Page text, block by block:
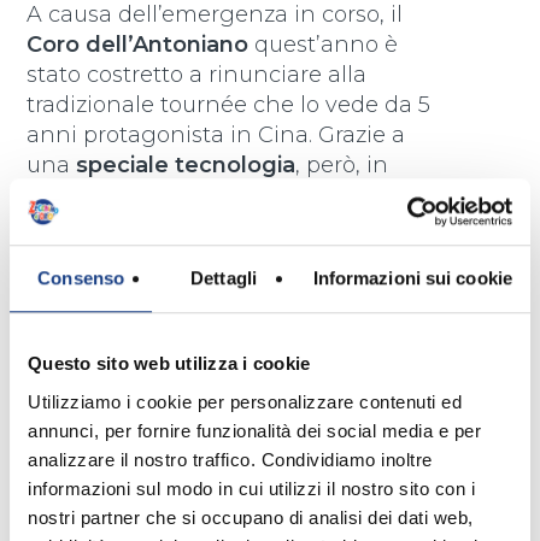
Consenso Dettagli Informazioni sui cookie
Questo sito web utilizza i cookie
Utilizziamo i cookie per personalizzare contenuti ed
annunci, per fornire funzionalità dei social media e per
analizzare il nostro traffico. Condividiamo inoltre
informazioni sul modo in cui utilizzi il nostro sito con i
nostri partner che si occupano di analisi dei dati web,
A causa dell’emergenza in corso, il
Coro dell’Antoniano quest’anno è
stato costretto a rinunciare alla
tradizionale tournée che lo vede da 5
anni protagonista in Cina. Grazie a
unaspeciale tecnologia, però, in
qualche modo è stato presente: ha
potuto esibirsi infatti con una
concerti speciali in programma al
Children’s Art Theatre di Shanghai tra
Lo spettacolo ha previsto un totale di
19 brani divisi in 2 tempi, per un totale
di quasi 2 ore di spettacolo: i brani
sono stati interpretati dalCoro
dell’Antoniano diretto da Sabrina